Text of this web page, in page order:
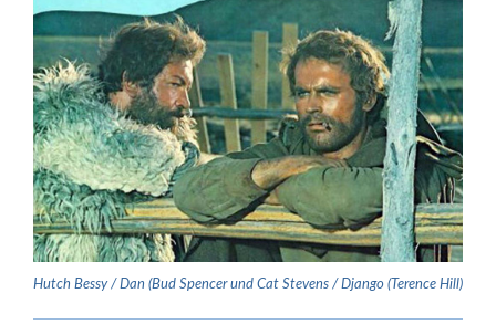
Hutch Bessy / Dan (Bud Spencer und Cat Stevens / Django (Terence Hill)